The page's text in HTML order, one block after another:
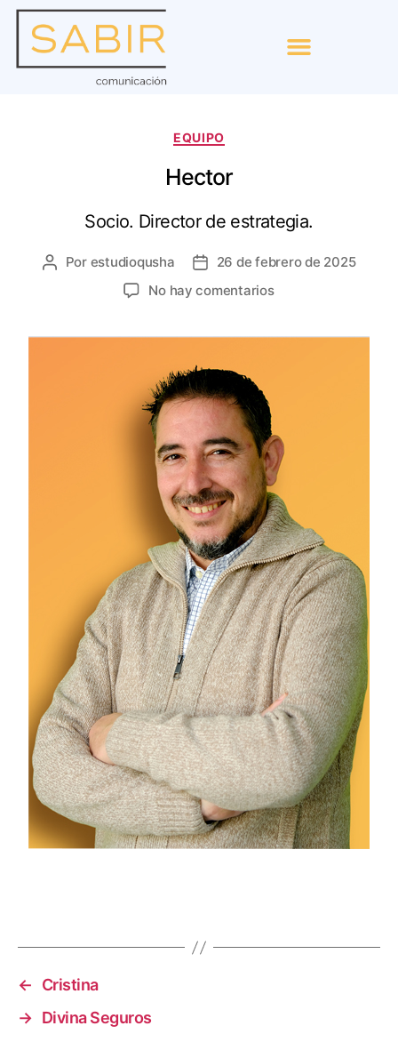
EQUIPO
Hector
Socio. Director de estrategia.
Por estudioqusha
26 de febrero de 2025
No hay comentarios
←
Cristina
→ Divina Seguros